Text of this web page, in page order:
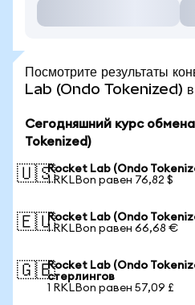
Посмотрите результаты
Lab (Ondo Tokenized) в
Сегодняшний курс
Tokenized)
🇺🇸Rocket Lab (Ondo
1 RKLBon равен 76,82 $
🇪🇺Rocket Lab (Ondo
1 RKLBon равен 66,68 €
🇬🇧Rocket Lab (Ondo
стерлингов
1 RKLBon равен 57,09 £